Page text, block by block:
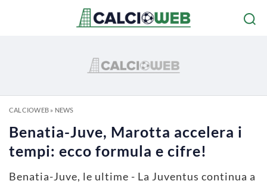
CALCIOWEB» NEWS
Benatia-Juve, Marotta accelera i
tempi: ecco formula e cifre!
Benatia-Juve, le ultime - La Juventus continua a